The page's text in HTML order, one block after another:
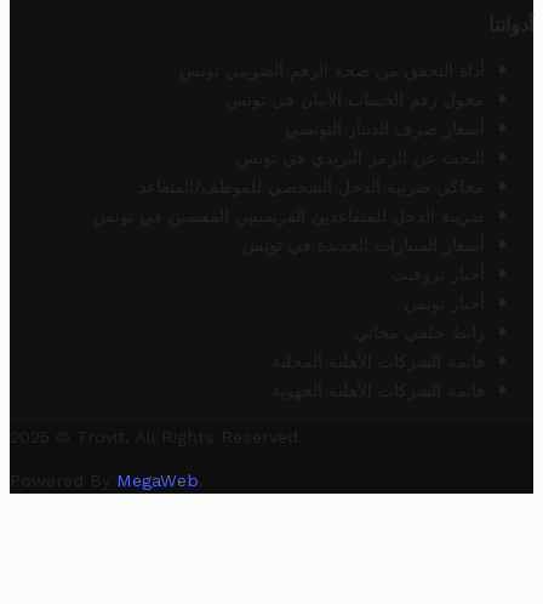
أدواتنا
أداة التحقق من صحة الرقم الضريبي تونس
محول رقم الحساب الآيبان في تونس
أسعار صرف الدينار التونسي
البحث عن الرمز البريدي في تونس
محاكي ضريبة الدخل الشخصي للموظف/المتقاعد
ضريبة الدخل للمتقاعدين الفرنسيين المقيمين في تونس
أسعار السيارات الجديدة في تونس
أخبار تروفيت
أخبار تونس
رابط خلفي مجاني
قائمة الشركات الأهلية المحلية
قائمة الشركات الأهلية الجهوية
2025 © Trovit. All Rights Reserved.
Powered By MegaWeb